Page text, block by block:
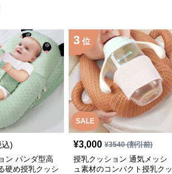
)
ン パンダ型高
硬め授乳クッシ
SALE
3 位
¥3,000 ¥3540(割引前)
授乳クッション 通気メッシ
ュ素材のコンパクト授乳クッ